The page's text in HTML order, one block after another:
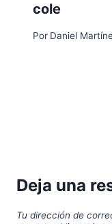
cole
Por Daniel
Deja una
Tu dirección de